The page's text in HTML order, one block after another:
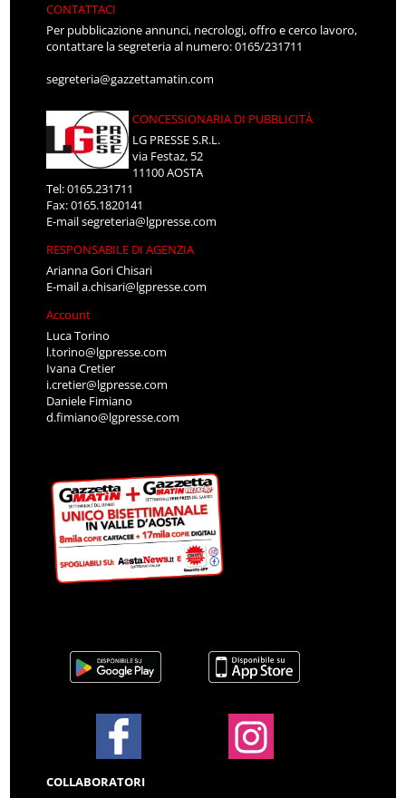
CONTATTACI
Per pubblicazione annunci, necrologi, offro e cerco lavoro,
contattare la segreteria al numero: 0165/231711
segreteria@gazzettamatin.com
CONCESSIONARIA DI PUBBLICITÀ
LG PRESSE S.R.L.
via Festaz, 52
11100 AOSTA
Tel: 0165.231711
Fax: 0165.1820141
E-mailsegreteria@lgpresse.com
RESPONSABILE DI AGENZIA
Arianna Gori Chisari
E-maila.chisari@lgpresse.com
Account
Luca Torino
l.torino@lgpresse.com
Ivana Cretier
i.cretier@lgpresse.com
Daniele Fimiano
d.fimiano@lgpresse.com
COLLABORATORI